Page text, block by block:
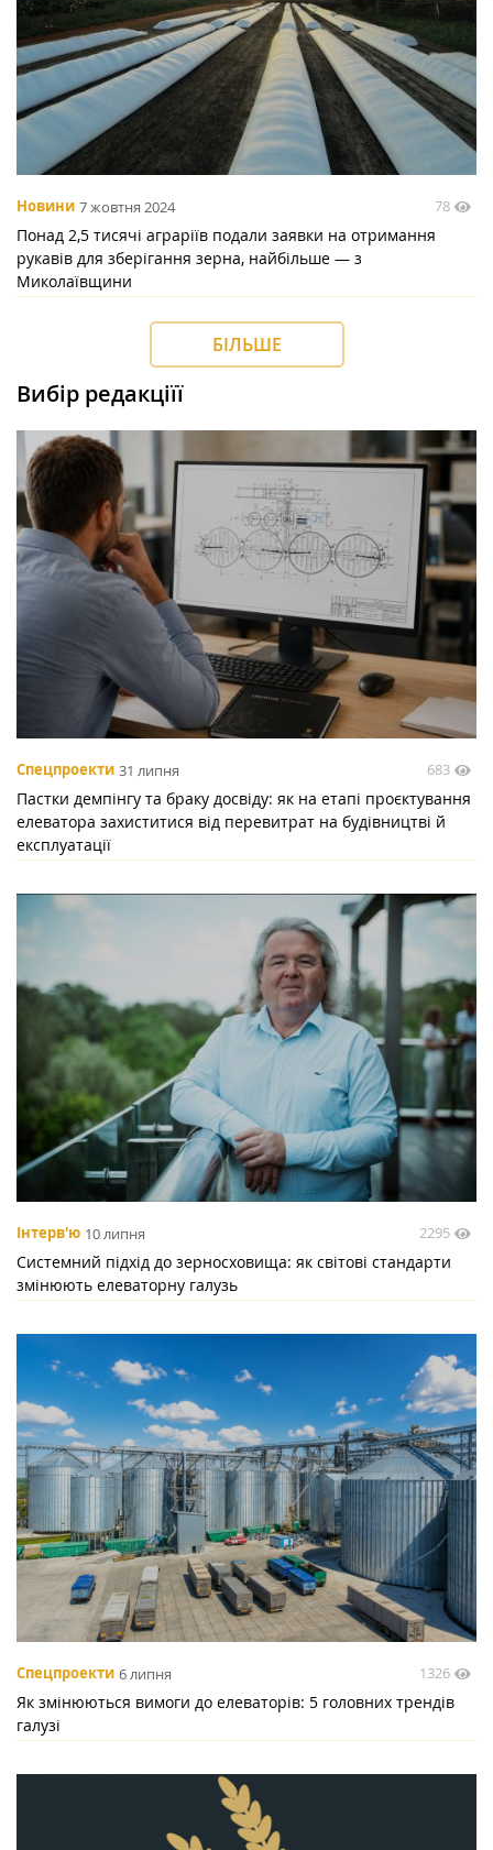
Новини 7 жовтня 2024 78
Понад 2,5 тисячі аграріїв подали заявки на отримання
рукавів для зберігання зерна, найбільше — з
Миколаївщини
БІЛЬШЕ
Вибір редакціїї
Спецпроекти 31 липня 683
Пастки демпінгу та браку досвіду: як на етапі проєктування
елеватора захиститися від перевитрат на будівництві й
експлуатації
Інтерв'ю 10 липня 2295
Системний підхід до зерносховища: як світові стандарти
змінюють елеваторну галузь
Спецпроекти 6 липня 1326
Як змінюються вимоги до елеваторів: 5 головних трендів
галузі